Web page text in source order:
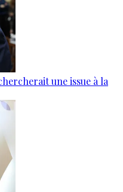
une issue à la